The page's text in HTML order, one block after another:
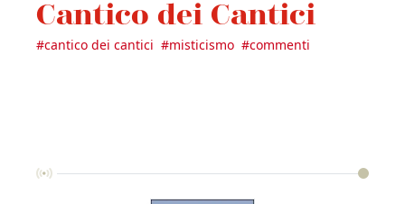
Cantico dei Cantici
#cantico dei cantici #misticismo #commenti